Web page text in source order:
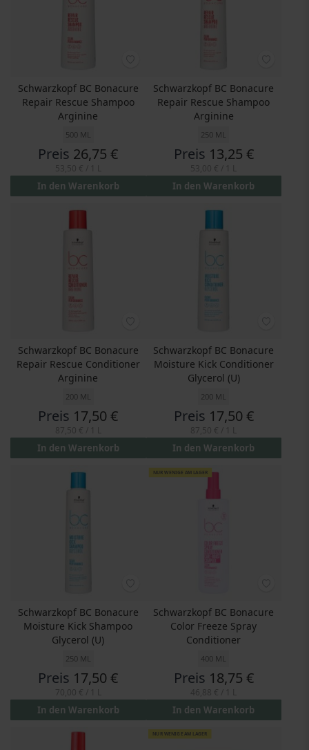
Schwarzkopf BC Bonacure
Repair Rescue Shampoo
Arginine
500 ML
Preis 26,75 €
In den Warenkorb
Schwarzkopf BC Bonacure
Repair Rescue Shampoo
Arginine
250 ML
Preis 13,25 €
In den Warenkorb
Schwarzkopf BC Bonacure
Repair Rescue Conditioner
Arginine
200 ML
Preis 17,50 €
In den Warenkorb
Schwarzkopf BC Bonacure
Moisture Kick Conditioner
Glycerol (U)
200 ML
Preis 17,50 €
In den Warenkorb
Schwarzkopf BC Bonacure
Moisture Kick Shampoo
Glycerol (U)
250 ML
Preis 17,50 €
In den Warenkorb
NUR WENIGE AM LAGER
Schwarzkopf BC Bonacure
Color Freeze Spray
Conditioner
400 ML
Preis 18,75 €
In den Warenkorb
NUR WENIGE AM LAGER